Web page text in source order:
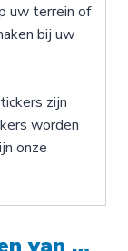
uw terrein of
bij uw
zijn
worden
onze